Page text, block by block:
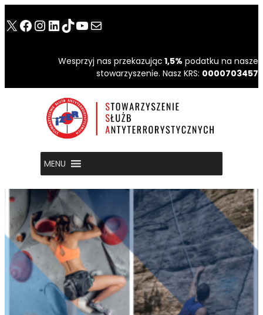
X Facebook InstagramLinkedIn TikTok YouTube Mail
Wesprzyj nas przekazując 1,5% podatku na nasze
stowarzyszenie. Nasz KRS: 0000703457
MENU